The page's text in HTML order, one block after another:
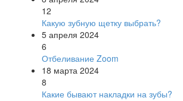
12
Какую зубную щетку выбрать?
5 апреля 2024
6
Отбеливание Zoom
18 марта 2024
8
Какие бывают накладки на зубы?